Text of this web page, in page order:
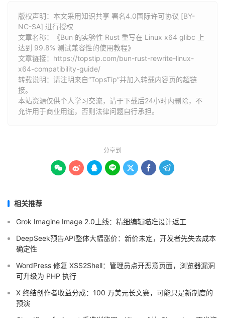
版权声明：本文采用知识共享 署名4.0国际许可协议 [BY-
NC-SA] 进行授权
文章名称：《Bun 的实验性 Rust 重写在 Linux x64 glibc 上
达到 99.8% 测试兼容性的使用教程》
文章链接： https://topstip.com/bun-rust-rewrite-linux-
x64-compatibility-guide/
转载说明：请注明来自“TopsTip”并加入转载内容页的超链
接。
本站资源仅供个人学习交流，请于下载后24小时内删除，不
允许用于商业用途，否则法律问题自行承担。
分享到
      
相关推荐
Grok Imagine Image 2.0上线：精细编辑瞄准设计返工
DeepSeek预告API整体大幅涨价：新价未定，开发者先失去成本
确定性
WordPress 修复 XSS2Shell：管理员点开恶意页面，浏览器漏洞
可升级为 PHP 执行
X 终结创作者收益分成：100 万美元长文赛，可能只是新制度的
预演